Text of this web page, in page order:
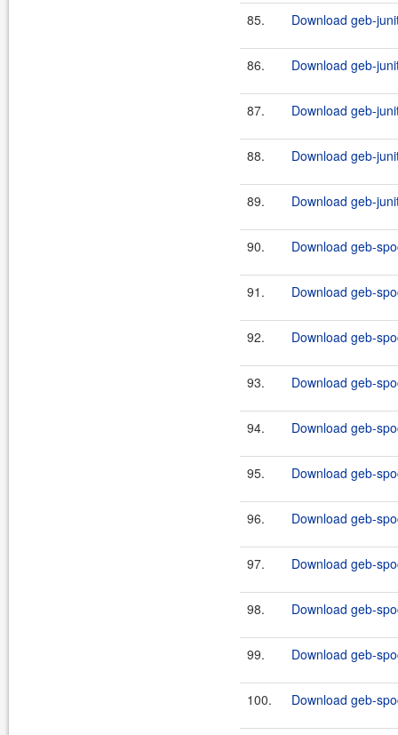
85. Download geb-
86. Download geb-
87. Download geb-
88. Download geb-
89. Download geb-
90. Download geb-
91. Download geb-
92. Download geb-
93. Download geb-
94. Download geb-
95. Download geb-
96. Download geb-
97. Download geb-
98. Download geb-
99. Download geb-
100. Download geb-